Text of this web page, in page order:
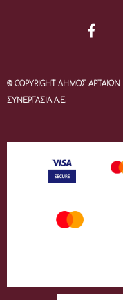
© COPYRIGHT ΔΗΜΟΣ ΑΡΤΑΙΩΝ |
ΣΥΝΕΡΓΑΣΙΑ Α.Ε.